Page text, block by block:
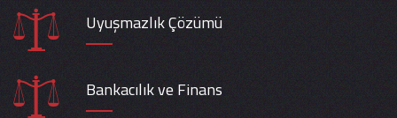
Uyuşmazlık Çözümü
Bankacılık ve Finans